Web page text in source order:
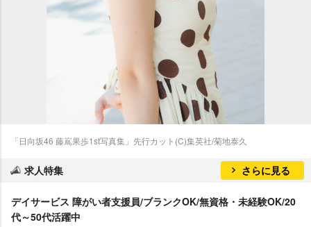
「日向坂46 藤嶌果歩1st写真集」先行カット(C)集英社/菊地泰久
求人特集 さらに見る
デイサービス 障がい者支援員/ブランクOK/無資格・未経験OK/20
代～50代活躍中